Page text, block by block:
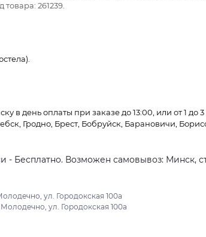
261239.
в день оплаты при заказе до 13:00, или от 1 до 3
Гродно, Брест, Бобруйск, Барановичи,
- Бесплатно. Возможен самовывоз: Минск,
ул. Городокская 100а
ул. Городокская 100а